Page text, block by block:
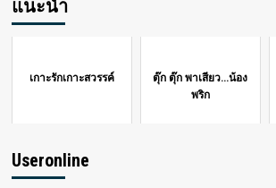
แนะนำ
เกาะรักเกาะสวรรค์
ตุ๊ก ตุ๊ก พาเสียว...น้อง
พริก
Useronline